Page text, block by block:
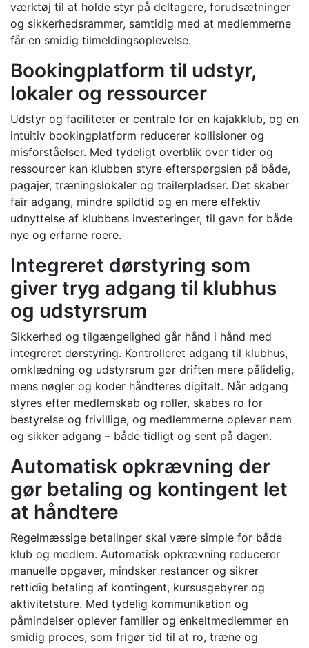
værktøj til at holde styr på deltagere, forudsætninger
og sikkerhedsrammer, samtidig med at medlemmerne
får en smidig tilmeldingsoplevelse.
Bookingplatform til udstyr,
lokaler og ressourcer
Udstyr og faciliteter er centrale for en kajakklub, og en
intuitiv bookingplatform reducerer kollisioner og
misforståelser. Med tydeligt overblik over tider og
ressourcer kan klubben styre efterspørgslen på både,
pagajer, træningslokaler og trailerpladser. Det skaber
fair adgang, mindre spildtid og en mere effektiv
udnyttelse af klubbens investeringer, til gavn for både
nye og erfarne roere.
Integreret dørstyring som
giver tryg adgang til klubhus
og udstyrsrum
Sikkerhed og tilgængelighed går hånd i hånd med
integreret dørstyring. Kontrolleret adgang til klubhus,
omklædning og udstyrsrum gør driften mere pålidelig,
mens nøgler og koder håndteres digitalt. Når adgang
styres efter medlemskab og roller, skabes ro for
bestyrelse og frivillige, og medlemmerne oplever nem
og sikker adgang – både tidligt og sent på dagen.
Automatisk opkrævning der
gør betaling og kontingent let
at håndtere
Regelmæssige betalinger skal være simple for både
klub og medlem. Automatisk opkrævning reducerer
manuelle opgaver, mindsker restancer og sikrer
rettidig betaling af kontingent, kursusgebyrer og
aktivitetsture. Med tydelig kommunikation og
påmindelser oplever familier og enkeltmedlemmer en
smidig proces, som frigør tid til at ro, træne og